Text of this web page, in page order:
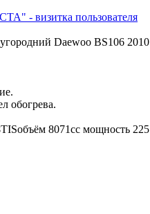
- визитка пользователя
Daewoo BS106 2010
обогрева.
8071сс мощность 225